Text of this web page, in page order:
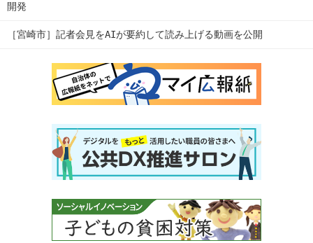
開発
［宮崎市］記者会見をAIが要約して読み上げる動画を公開